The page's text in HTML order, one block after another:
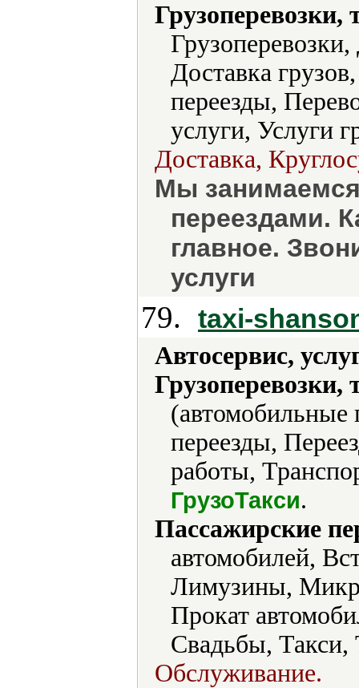
Доставка
переезды,
услуги, Услуги
Доставка,
Мы занимаемся
переездами.
главное.
услуги
79. taxi-
Автосервис,
(автомобильные
переезды,
работы,
ГрузоТакси.
Пассажирские
автомобилей,
Лимузины,
Прокат
Свадьбы, Такси,
Обслуживание.